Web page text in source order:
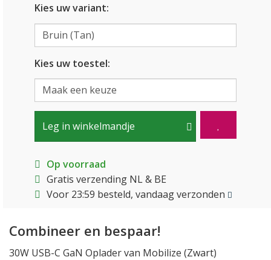
Kies uw variant:
Kies uw toestel:
Leg in winkelmandje
Op voorraad
Gratis verzending NL & BE
Voor 23:59 besteld, vandaag verzonden
Combineer en bespaar!
30W USB-C GaN Oplader van Mobilize (Zwart)